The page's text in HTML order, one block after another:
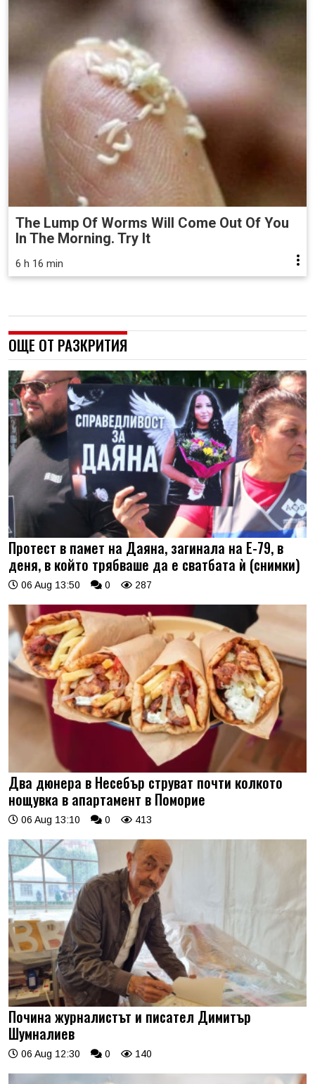
The Lump Of Worms Will Come Out Of You
In The Morning. Try It
6 h 16 min
ОЩЕ ОТ РАЗКРИТИЯ
Протест в памет на Даяна, загинала на Е-79, в
деня, в който трябваше да е сватбата ѝ (снимки)
06 Aug 13:50 0 287
Два дюнера в Несебър струват почти колкото
нощувка в апартамент в Поморие
06 Aug 13:10 0 413
Почина журналистът и писател Димитър
Шумналиев
06 Aug 12:30 0 140